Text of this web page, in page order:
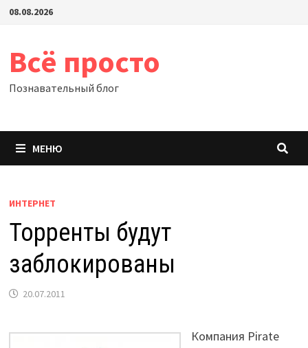
Перейти
08.08.2026
Всё просто
Познавательный блог
МЕНЮ
ИНТЕРНЕТ
Торренты будут
заблокированы
20.07.2011
Компания Pirate